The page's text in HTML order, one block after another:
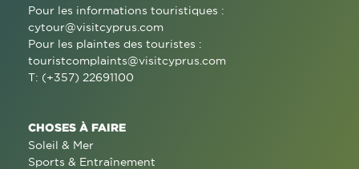
Pour les informations touristiques :
cytour@visitcyprus.com
Pour les plaintes des touristes :
touristcomplaints@visitcyprus.com
T: (+357) 22691100
CHOSES À FAIRE
Soleil & Mer
Sports & Entraînement